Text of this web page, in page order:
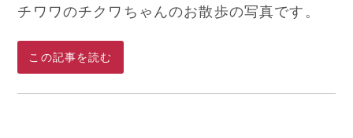
チワワのチクワちゃんのお散歩の写真です。
この記事を読む